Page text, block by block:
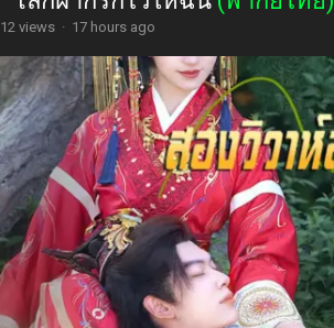
12 views · 17 hours ago